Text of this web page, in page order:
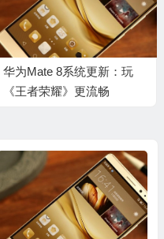
华为Mate 8系统更新：玩
《王者荣耀》更流畅